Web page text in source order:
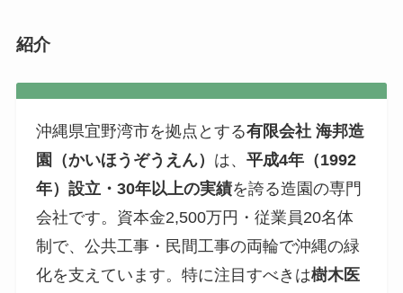
紹介
沖縄県宜野湾市を拠点とする有限会社 海邦造
園（かいほうぞうえん） は、平成4年（1992
年）設立・30年以上の実績を誇る造園の専門
会社です。資本金2,500万円・従業員20名体
制で、公共工事・民間工事の両輪で沖縄の緑
化を支えています。特に注目すべきは樹木医